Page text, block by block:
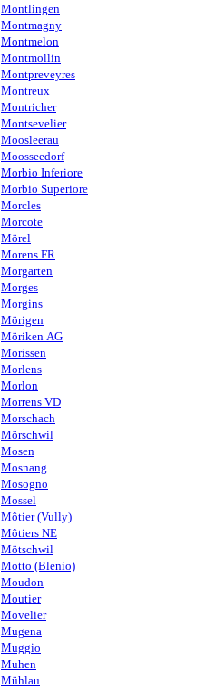
Montlingen
Montmagny
Montmelon
Montmollin
Montpreveyres
Montreux
Montricher
Montsevelier
Moosleerau
Moosseedorf
Morbio Inferiore
Morbio Superiore
Morcles
Morcote
Mörel
Morens FR
Morgarten
Morges
Morgins
Mörigen
Möriken AG
Morissen
Morlens
Morlon
Morrens VD
Morschach
Mörschwil
Mosen
Mosnang
Mosogno
Mossel
Môtier (Vully)
Môtiers NE
Mötschwil
Motto (Blenio)
Moudon
Moutier
Movelier
Mugena
Muggio
Muhen
Mühlau